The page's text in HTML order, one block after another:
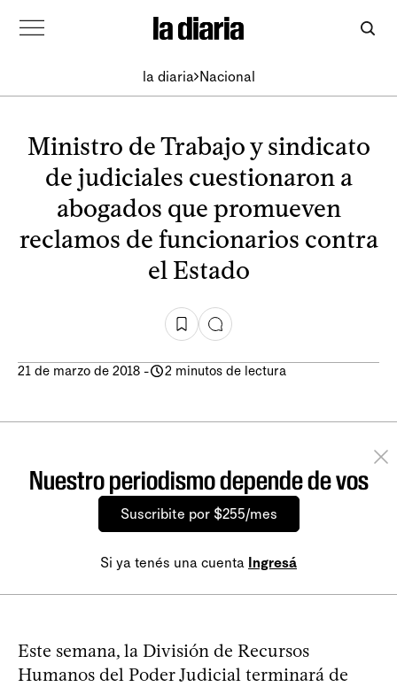
la diaria Nacional
Ministro de Trabajo y sindicato
de judiciales cuestionaron a
abogados que promueven
reclamos de funcionarios contra
el Estado
21 de marzo de 2018 - 2 minutos de lectura
Nuestro periodismo depende de vos
Suscribite por $255/mes
Si ya tenés una cuenta Ingresá
Este semana, la División de Recursos
Humanos del Poder Judicial terminará de